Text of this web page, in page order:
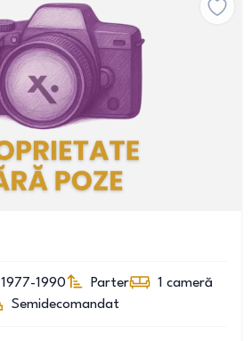
1977-1990 Parter 1 cameră
Semidecomandat